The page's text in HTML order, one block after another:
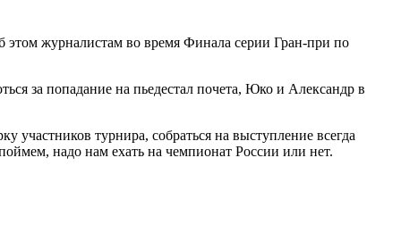
журналистам во время Финала серии Гран-при по
за попадание на пьедестал почета, Юко и Александр в
участников турнира, собраться на выступление всегда
надо нам ехать на чемпионат России или нет.